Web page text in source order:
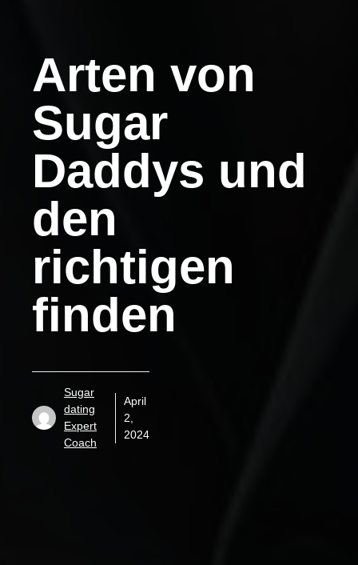
Arten von
Sugar
Daddys und
den
richtigen
finden
Sugar
dating
Expert
Coach
April
2,
2024